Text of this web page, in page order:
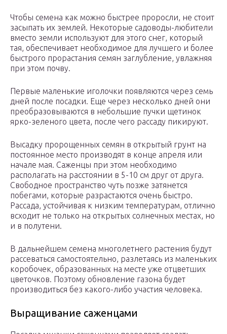
Чтобы семена как можно быстрее проросли, не стоит
засыпать их землей. Некоторые садоводы-любители
вместо земли используют для этого снег, который
тая, обеспечивает необходимое для лучшего и более
быстрого прорастания семян заглубление, увлажняя
при этом почву.
Первые маленькие иголочки появляются через семь
дней после посадки. Еще через несколько дней они
преобразовываются в небольшие пучки щетинок
ярко-зеленого цвета, после чего рассаду пикируют.
Высадку пророщенных семян в открытый грунт на
постоянное место производят в конце апреля или
начале мая. Саженцы при этом необходимо
располагать на расстоянии в 5-10 см друг от друга.
Свободное пространство чуть позже затянется
побегами, которые разрастаются очень быстро.
Рассада, устойчивая к низким температурам, отлично
всходит не только на открытых солнечных местах, но
и в полутени.
В дальнейшем семена многолетнего растения будут
рассеваться самостоятельно, разлетаясь из маленьких
коробочек, образованных на месте уже отцветших
цветочков. Поэтому обновление газона будет
производиться без какого-либо участия человека.
Выращивание саженцами